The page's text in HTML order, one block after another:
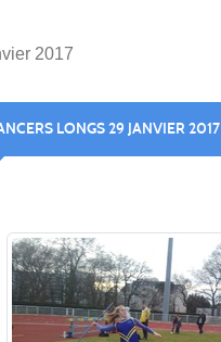
2017
LONGS 29 JANVIER 2017